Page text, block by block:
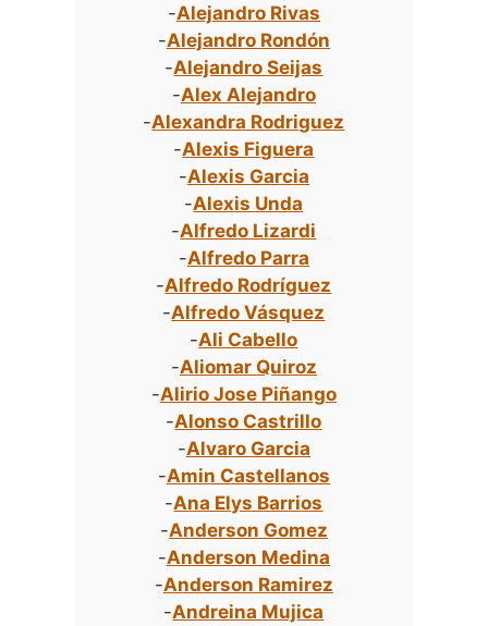
-Alejandro Rivas
-Alejandro Rondón
-Alejandro Seijas
-Alex Alejandro
-Alexandra Rodriguez
-Alexis Figuera
-Alexis Garcia
-Alexis Unda
-Alfredo Lizardi
-Alfredo Parra
-Alfredo Rodríguez
-Alfredo Vásquez
-Ali Cabello
-Aliomar Quiroz
-Alirio Jose Piñango
-Alonso Castrillo
-Alvaro Garcia
-Amin Castellanos
-Ana Elys Barrios
-Anderson Gomez
-Anderson Medina
-Anderson Ramirez
-Andreina Mujica